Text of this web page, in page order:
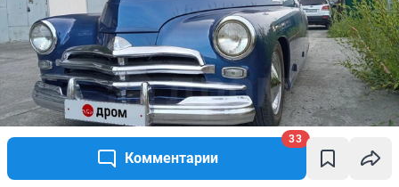
Комментарии
33
А вот эта «Победа» почти в идеальном состоянии.